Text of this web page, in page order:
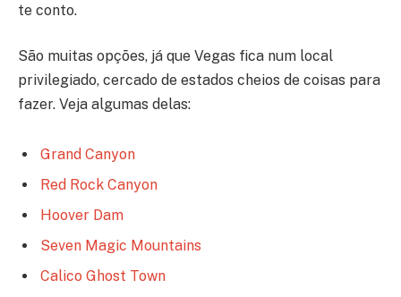
te conto.
São muitas opções, já que Vegas fica num local
privilegiado, cercado de estados cheios de coisas para
fazer. Veja algumas delas:
Grand Canyon
Red Rock Canyon
Hoover Dam
Seven Magic Mountains
Calico Ghost Town